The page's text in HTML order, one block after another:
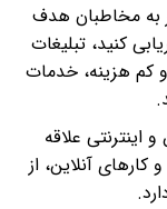
به مخاطبان هدف
کنید، تبلیغات
کم هزینه، خدمات
اینترنتی علاقه
آنلاین، از